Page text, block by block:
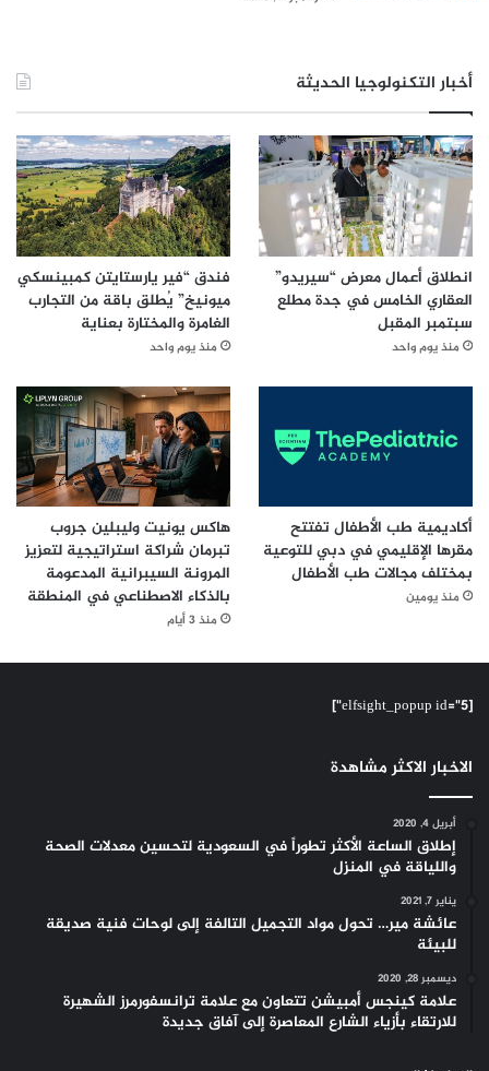
أخبار التكنولوجيا الحديثة
انطلاق أعمال معرض “سيريدو”
العقاري الخامس في جدة مطلع
سبتمبر المقبل
منذ يوم واحد
فندق “فير يارستايتن كمبينسكي
ميونيخ” يُطلق باقة من التجارب
الغامرة والمختارة بعناية
منذ يوم واحد
أكاديمية طب الأطفال تفتتح
مقرها الإقليمي في دبي للتوعية
بمختلف مجالات طب الأطفال
منذ يومين
هاكس يونيت وليبلين جروب
تبرمان شراكة استراتيجية لتعزيز
المرونة السيبرانية المدعومة
بالذكاء الاصطناعي في المنطقة
منذ 3 أيام
[elfsight_popup id="5"]
الاخبار الاكثر مشاهدة
أبريل 4, 2020
إطلاق الساعة الأكثر تطوراً في السعودية لتحسين معدلات الصحة
واللياقة في المنزل
يناير 7, 2021
عائشة مير… تحول مواد التجميل التالفة إلى لوحات فنية صديقة
للبيئة
ديسمبر 28, 2020
علامة كينجس أمبيشن تتعاون مع علامة ترانسفورمرز الشهيرة
للارتقاء بأزياء الشارع المعاصرة إلى آفاق جديدة